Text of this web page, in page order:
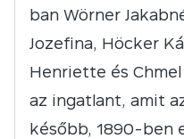
ban Wörner
Jozefina, Höcker
Henriette és
az ingatlant, amit
később, 1890-ben